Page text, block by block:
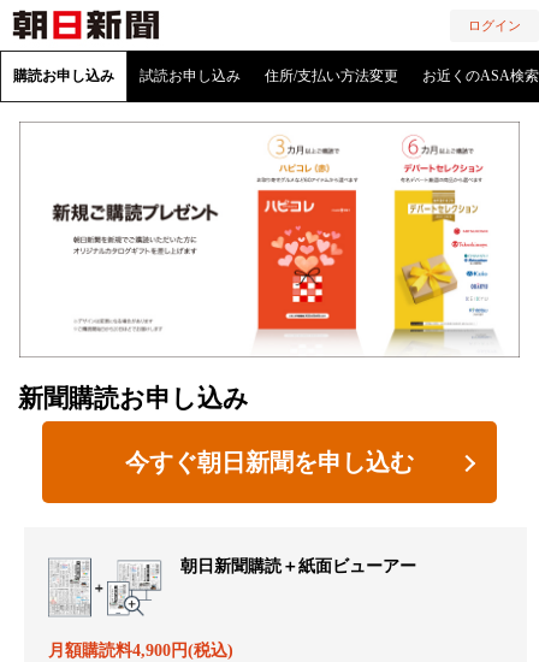
ログイン
購読お申し込み 試読お申し込み 住所/支払い方法変更 お近くのASA検索
新聞購読お申し込み
今すぐ朝日新聞を申し込む
朝日新聞購読＋紙面ビューアー
月額購読料4,900円(税込)